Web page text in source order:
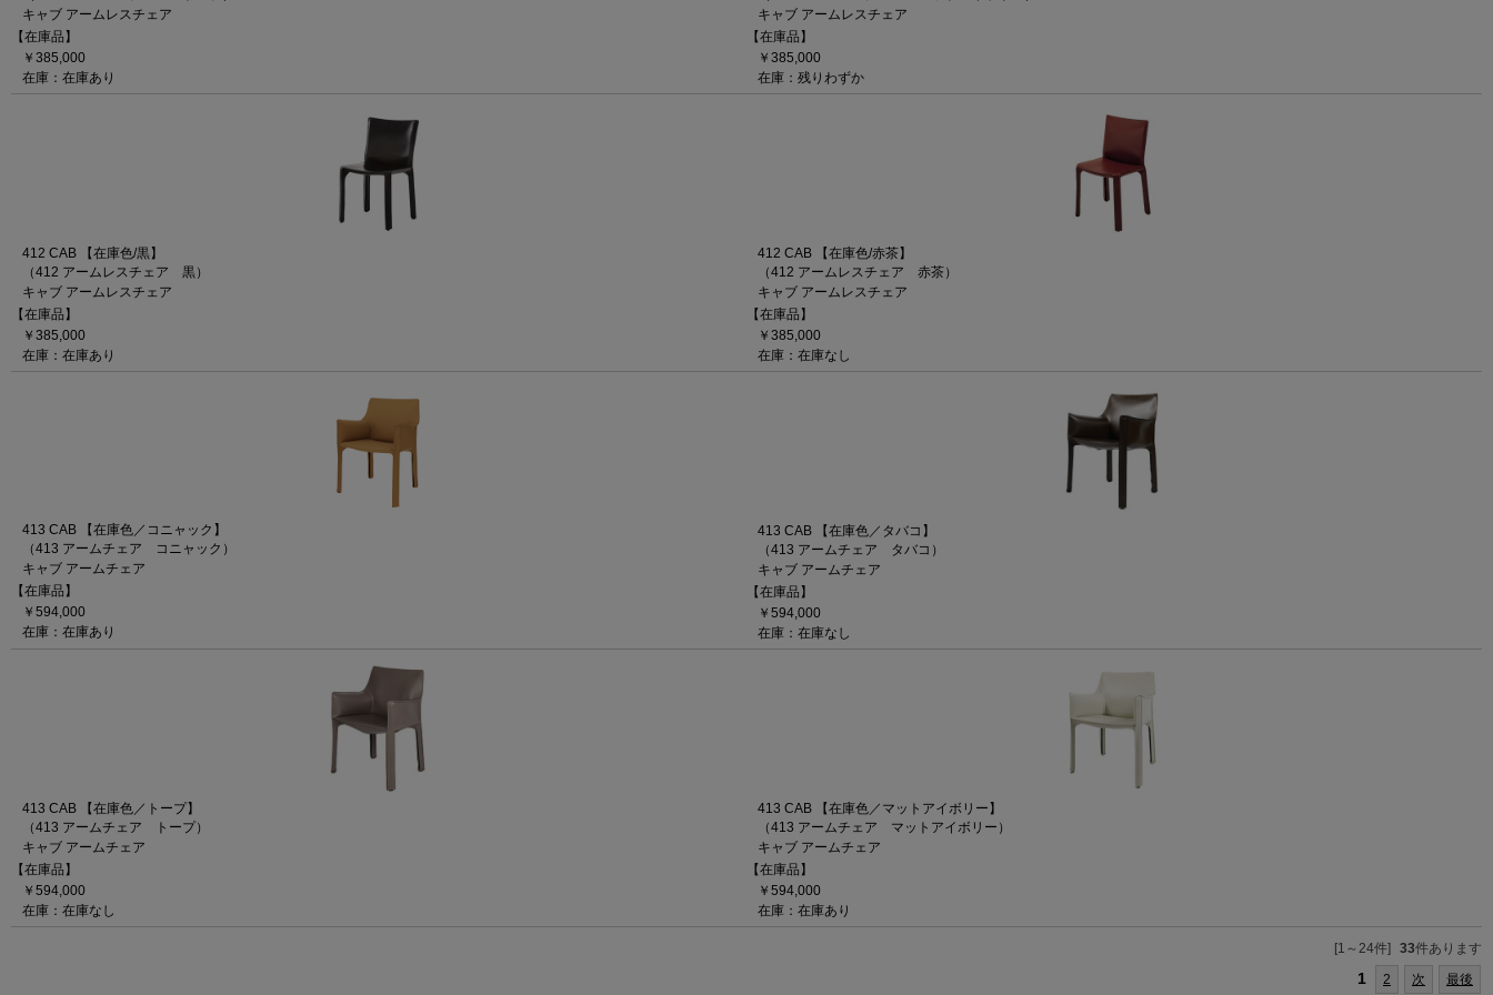
キャブ アームレスチェア
【在庫品】
￥385,000
在庫：在庫あり
キャブ アームレスチェア
【在庫品】
￥385,000
在庫：残りわずか
412 CAB 【在庫色/黒】
（412 アームレスチェア 黒）
キャブ アームレスチェア
【在庫品】
￥385,000
在庫：在庫あり
412 CAB 【在庫色/赤茶】
（412 アームレスチェア 赤茶）
キャブ アームレスチェア
【在庫品】
￥385,000
在庫：在庫なし
413 CAB 【在庫色／コニャック】
（413 アームチェア コニャック）
キャブ アームチェア
【在庫品】
￥594,000
在庫：在庫あり
413 CAB 【在庫色／タバコ】
（413 アームチェア タバコ）
キャブ アームチェア
【在庫品】
￥594,000
在庫：在庫なし
413 CAB 【在庫色／トープ】
（413 アームチェア トープ）
キャブ アームチェア
【在庫品】
￥594,000
在庫：在庫なし
413 CAB 【在庫色／マットアイボリー】
（413 アームチェア マットアイボリー）
キャブ アームチェア
【在庫品】
￥594,000
在庫：在庫あり
[1～24件] 33件あります
1 2 次 最後